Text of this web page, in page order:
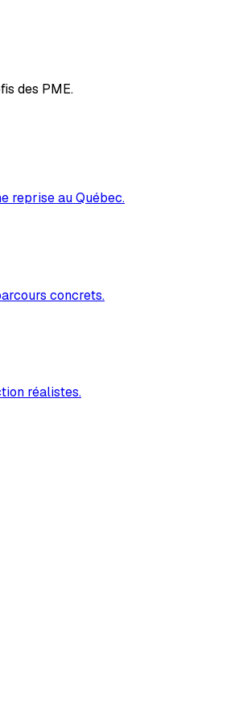
des PME.
reprise au Québec.
concrets.
réalistes.